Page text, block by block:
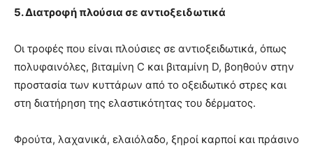
5. Διατροφή πλούσια σε αντιοξειδωτικά
Οι τροφές που είναι πλούσιες σε αντιοξειδωτικά, όπως
πολυφαινόλες, βιταμίνη C και βιταμίνη D, βοηθούν στην
προστασία των κυττάρων από το οξειδωτικό στρες και
στη διατήρηση της ελαστικότητας του δέρματος.
Φρούτα, λαχανικά, ελαιόλαδο, ξηροί καρποί και πράσινο